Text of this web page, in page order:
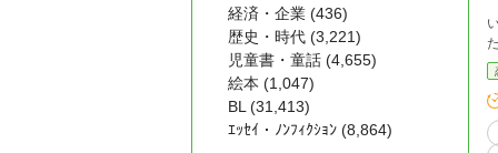
経済・企業 (436)
歴史・時代 (3,221)
児童書・童話 (4,655)
絵本 (1,047)
BL (31,413)
ｴｯｾｲ・ﾉﾝﾌｨｸｼｮﾝ (8,864)